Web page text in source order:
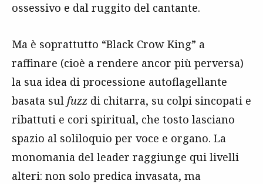
ossessivo e dal ruggito del cantante.
Ma è soprattutto “Black Crow King” a
raffinare (cioè a rendere ancor più perversa)
la sua idea di processione autoflagellante
basata sul fuzz di chitarra, su colpi sincopati e
ribattuti e cori spiritual, che tosto lasciano
spazio al soliloquio per voce e organo. La
monomania del leader raggiunge qui livelli
alteri: non solo predica invasata, ma